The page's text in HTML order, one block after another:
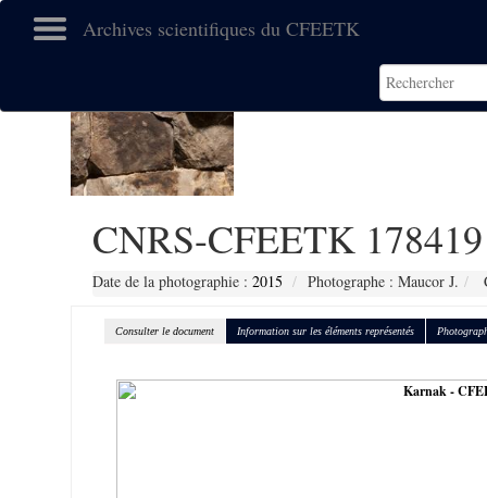
Archives scientifiques du CFEETK
CNRS-CFEETK 178419
Date de la photographie : 2015 Photographe : Maucor J.
Consulter le document Information sur les éléments représentés